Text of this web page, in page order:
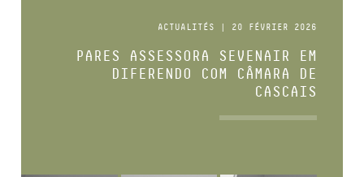
ACTUALITÉS | 20 FÉVRIER 2026
PARES ASSESSORA SEVENAIR EM
DIFERENDO COM CÂMARA DE
CASCAIS